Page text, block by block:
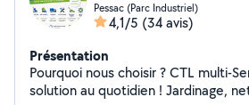
Pessac (Parc Industriel)
4,1/5 (34 avis)
Présentation
Pourquoi nous choisir ? CTL multi-Services 33 Votre
solution au quotidien ! Jardinage,